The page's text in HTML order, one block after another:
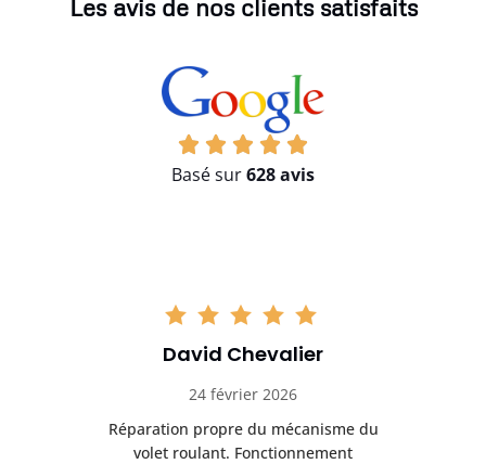
Les avis de nos clients satisfaits
Basé sur628 avis
David Chevalier
24 février 2026
Réparation propre du mécanisme du
volet roulant. Fonctionnement